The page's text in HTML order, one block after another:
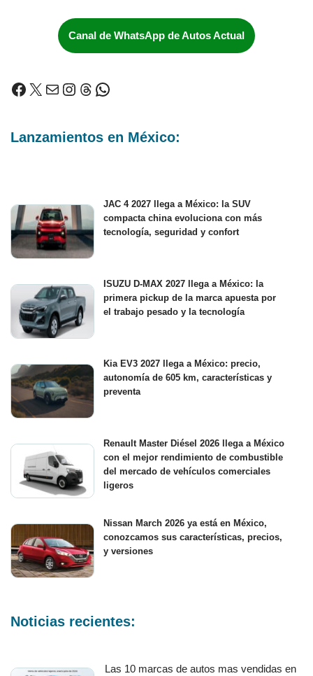
Canal de WhatsApp de Autos Actual
Lanzamientos en México:
JAC 4 2027 llega a México: la SUV
compacta china evoluciona con más
tecnología, seguridad y confort
ISUZU D-MAX 2027 llega a México: la
primera pickup de la marca apuesta por
el trabajo pesado y la tecnología
Kia EV3 2027 llega a México: precio,
autonomía de 605 km, características y
preventa
Renault Master Diésel 2026 llega a México
con el mejor rendimiento de combustible
del mercado de vehículos comerciales
ligeros
Nissan March 2026 ya está en México,
conozcamos sus características, precios,
y versiones
Noticias recientes:
Las 10 marcas de autos mas vendidas en